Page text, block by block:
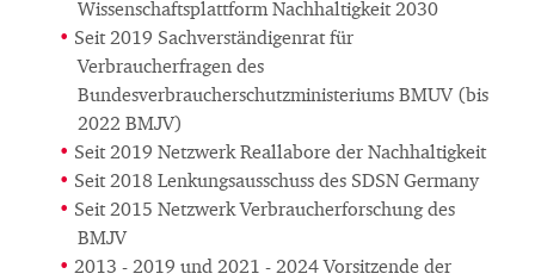
Wissenschaftsplattform Nachhaltigkeit 2030
Seit 2019 Sachverständigenrat für
Verbraucherfragen des
Bundesverbraucherschutzministeriums BMUV (bis
2022 BMJV)
Seit 2019 Netzwerk Reallabore der Nachhaltigkeit
Seit 2018 Lenkungsausschuss des SDSN Germany
Seit 2015 Netzwerk Verbraucherforschung des
BMJV
2013 - 2019 und 2021 - 2024 Vorsitzende der